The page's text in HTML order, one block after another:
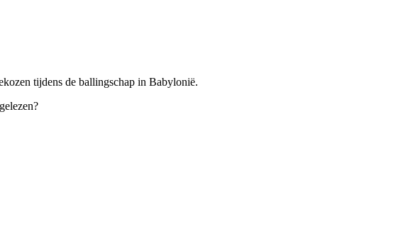
tijdens de ballingschap in Babylonië.